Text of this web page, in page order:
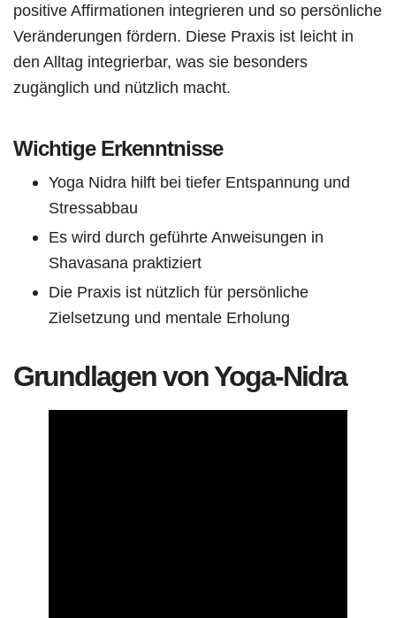
positive Affirmationen integrieren und so persönliche
Veränderungen fördern. Diese Praxis ist leicht in
den Alltag integrierbar, was sie besonders
zugänglich und nützlich macht.
Wichtige Erkenntnisse
Yoga Nidra hilft bei tiefer Entspannung und
Stressabbau
Es wird durch geführte Anweisungen in
Shavasana praktiziert
Die Praxis ist nützlich für persönliche
Zielsetzung und mentale Erholung
Grundlagen von Yoga-Nidra